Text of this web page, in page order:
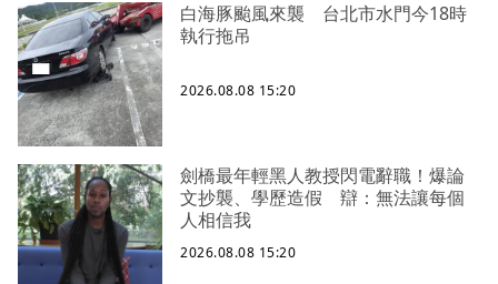
白海豚颱風來襲 台北市水門今18時
執行拖吊
2026.08.08 15:20
劍橋最年輕黑人教授閃電辭職！爆論
文抄襲、學歷造假 辯：無法讓每個
人相信我
2026.08.08 15:20